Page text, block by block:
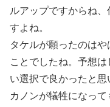
ルアップですからね
すよね。
タケルが願ったのは
ことでしたね。予想
い選択で良かったと
カノンが犠牲になっ